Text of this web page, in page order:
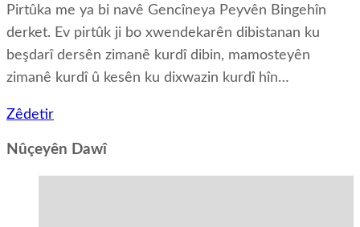
Pirtûka me ya bi navê Gencîneya Peyvên Bingehîn
derket. Ev pirtûk ji bo xwendekarên dibistanan ku
beşdarî dersên zimanê kurdî dibin, mamosteyên
zimanê kurdî û kesên ku dixwazin kurdî hîn…
Zêdetir
Nûçeyên Dawî